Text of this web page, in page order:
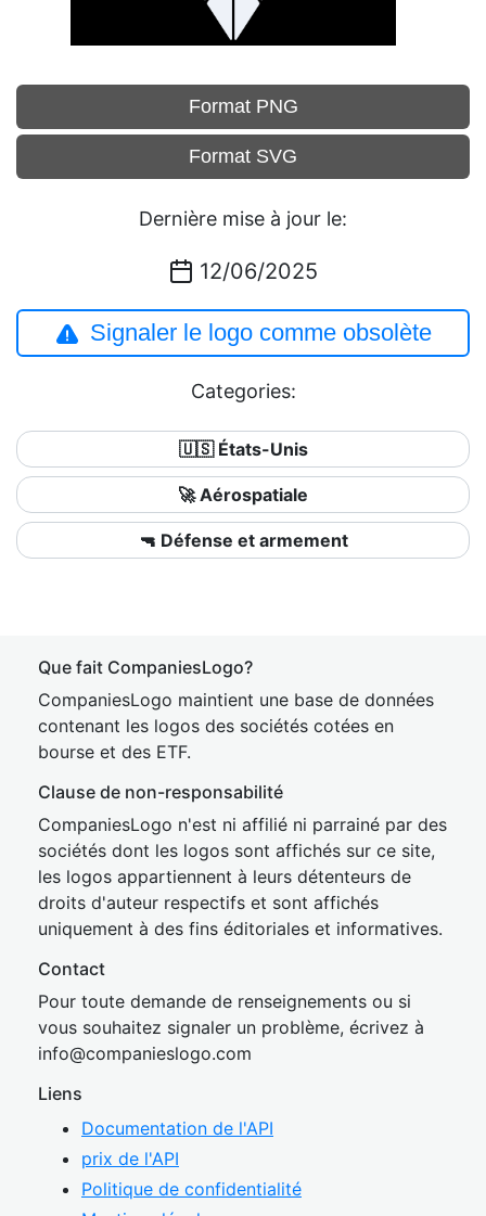
Format PNG
Format SVG
Dernière mise à jour le:
12/06/2025
Signaler le logo comme obsolète
Categories:
🇺🇸 États-Unis
🚀 Aérospatiale
🔫 Défense et armement
Que fait CompaniesLogo?
CompaniesLogo maintient une base de données
contenant les logos des sociétés cotées en
bourse et des ETF.
Clause de non-responsabilité
CompaniesLogo n'est ni affilié ni parrainé par des
sociétés dont les logos sont affichés sur ce site,
les logos appartiennent à leurs détenteurs de
droits d'auteur respectifs et sont affichés
uniquement à des fins éditoriales et informatives.
Contact
Pour toute demande de renseignements ou si
vous souhaitez signaler un problème, écrivez à
info@companieslogo.com
Liens
Documentation de l'API
prix de l'API
Politique de confidentialité